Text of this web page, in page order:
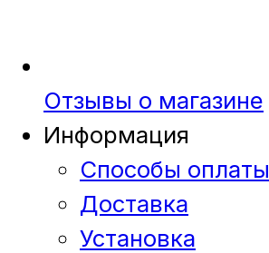
Отзывы о магазине
Информация
Способы оплаты
Доставка
Установка